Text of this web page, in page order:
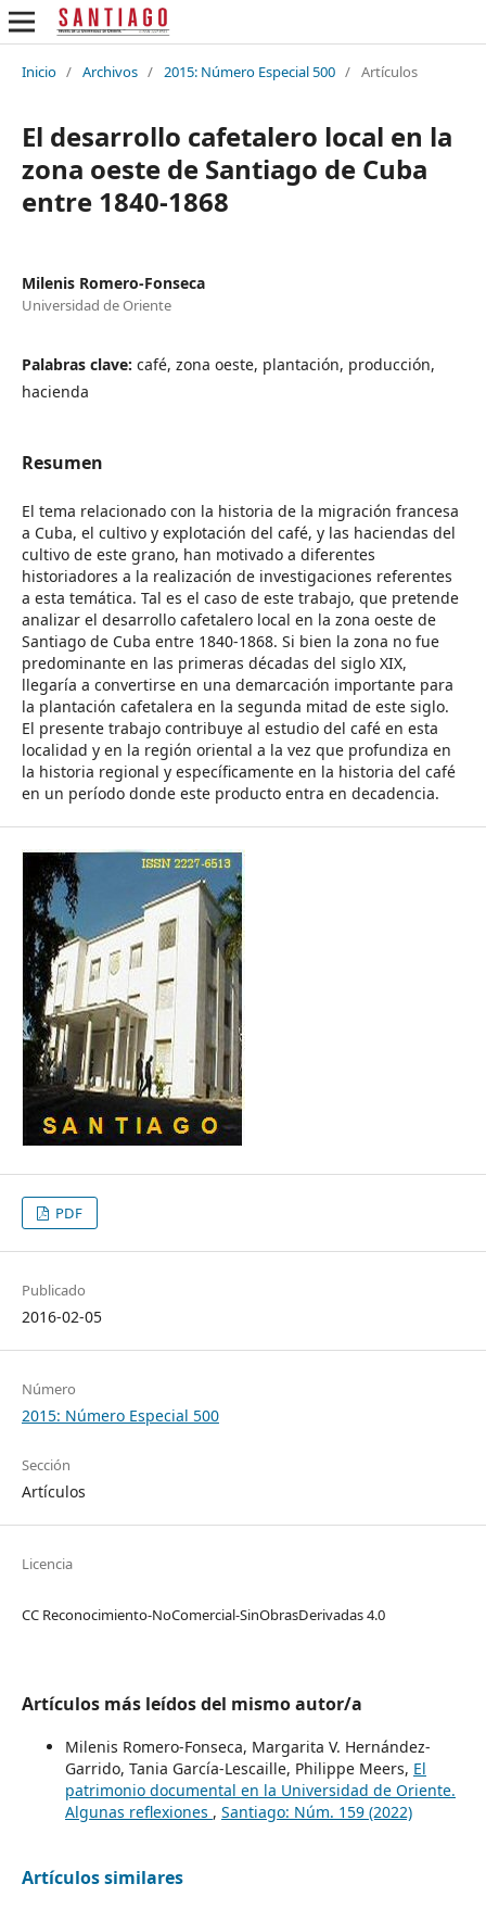
Inicio / Archivos / 2015: Número Especial 500 / Artículos
El desarrollo cafetalero local en la
zona oeste de Santiago de Cuba
entre 1840-1868
Milenis Romero-Fonseca
Universidad de Oriente
Palabras clave: café, zona oeste, plantación, producción,
hacienda
Resumen
El tema relacionado con la historia de la migración francesa
a Cuba, el cultivo y explotación del café, y las haciendas del
cultivo de este grano, han motivado a diferentes
historiadores a la realización de investigaciones referentes
a esta temática. Tal es el caso de este trabajo, que pretende
analizar el desarrollo cafetalero local en la zona oeste de
Santiago de Cuba entre 1840-1868. Si bien la zona no fue
predominante en las primeras décadas del siglo XIX,
llegaría a convertirse en una demarcación importante para
la plantación cafetalera en la segunda mitad de este siglo.
El presente trabajo contribuye al estudio del café en esta
localidad y en la región oriental a la vez que profundiza en
la historia regional y específicamente en la historia del café
en un período donde este producto entra en decadencia.
PDF
Publicado
2016-02-05
Número
2015: Número Especial 500
Sección
Artículos
Licencia
CC Reconocimiento-NoComercial-SinObrasDerivadas 4.0
Artículos más leídos del mismo autor/a
Milenis Romero-Fonseca, Margarita V. Hernández-
Garrido, Tania García-Lescaille, Philippe Meers, El
patrimonio documental en la Universidad de Oriente.
Algunas reflexiones , Santiago: Núm. 159 (2022)
Artículos similares